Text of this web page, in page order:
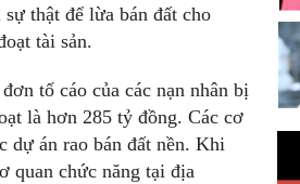
thật để lừa bán đất cho
tài sản.
tố cáo của các nạn nhân bị
là hơn 285 tỷ đồng. Các cơ
dự án rao bán đất nền. Khi
quan chức năng tại địa